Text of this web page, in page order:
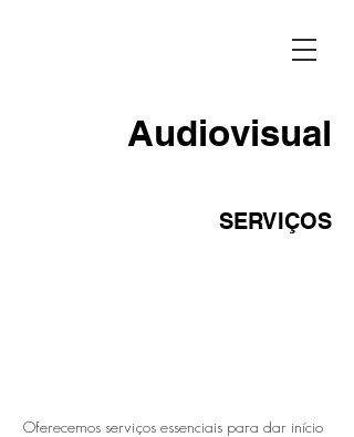
Audiovisual
SERVIÇOS
Oferecemos serviços essenciais para dar início